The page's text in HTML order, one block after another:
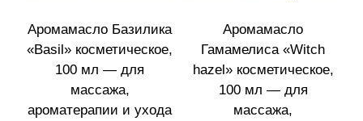
Аромамасло Базилика
«Basil» косметическое,
100 мл — для
массажа,
ароматерапии и ухода
Аромамасло
Гамамелиса «Witch
hazel» косметическое,
100 мл — для
массажа,